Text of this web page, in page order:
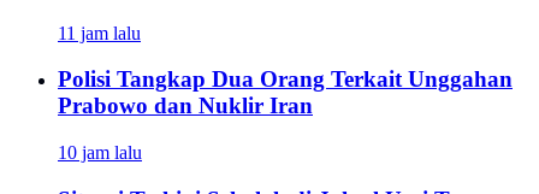
11 jam lalu
Polisi Tangkap Dua Orang Terkait Unggahan
Prabowo dan Nuklir Iran
10 jam lalu